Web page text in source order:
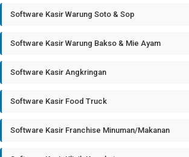
Software Kasir Warung Soto & Sop
Software Kasir Warung Bakso & Mie Ayam
Software Kasir Angkringan
Software Kasir Food Truck
Software Kasir Franchise Minuman/Makanan